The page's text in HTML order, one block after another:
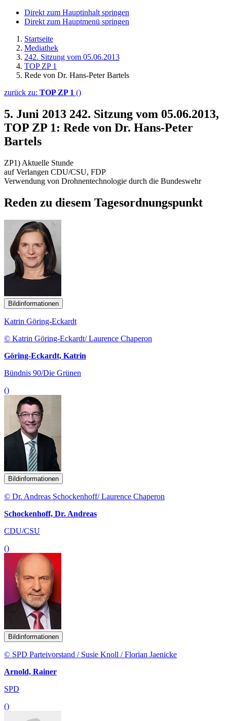
Direkt zum Hauptinhalt springen
Direkt zum Hauptmenü springen
Startseite
Mediathek
242. Sitzung vom 05.06.2013
TOP ZP 1
Rede von Dr. Hans-Peter Bartels
zurück zu: TOP ZP 1 ()
5. Juni 2013 242. Sitzung vom 05.06.2013,
TOP ZP 1: Rede von Dr. Hans-Peter
Bartels
ZP1) Aktuelle Stunde
auf Verlangen CDU/CSU, FDP
Verwendung von Drohnentechnologie durch die Bundeswehr
Reden zu diesem Tagesordnungspunkt
Bildinformationen
Katrin Göring-Eckardt
© Katrin Göring-Eckardt/ Laurence Chaperon
Göring-Eckardt, Katrin
Bündnis 90/Die Grünen
()
Bildinformationen
© Dr. Andreas Schockenhoff/ Laurence Chaperon
Schockenhoff, Dr. Andreas
CDU/CSU
()
Bildinformationen
© SPD Parteivorstand / Susie Knoll / Florian Jaenicke
Arnold, Rainer
SPD
()